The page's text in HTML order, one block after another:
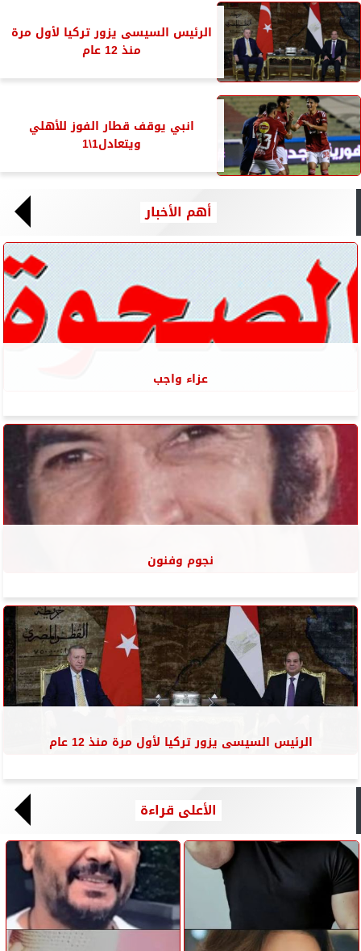
الرئيس السيسى يزور تركيا لأول مرة
منذ 12 عام
انبي يوقف قطار الفوز للأهلي
ويتعادل1\1
أهم الأخبار
عزاء واجب
نجوم وفنون
الرئيس السيسى يزور تركيا لأول مرة منذ 12 عام
الأعلى قراءة